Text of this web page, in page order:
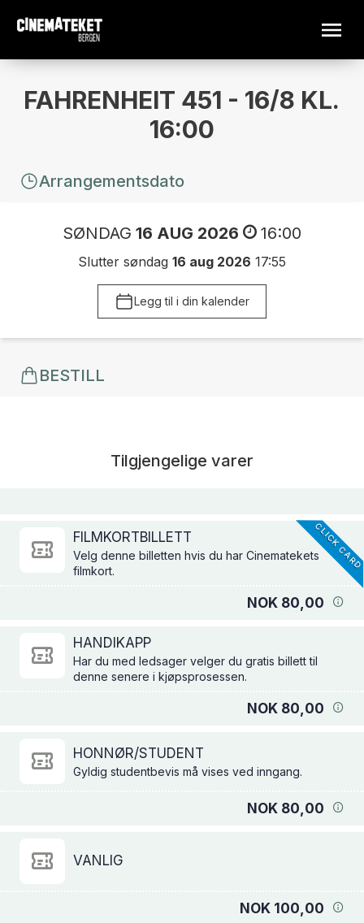
FAHRENHEIT 451 - 16/8 KL.
16:00
Arrangementsdato
SØNDAG 16 AUG 2026 16:00
Slutter søndag 16 aug 2026 17:55
Legg til i din kalender
BESTILL
Tilgjengelige varer
FILMKORTBILLETT
Velg denne billetten hvis du har Cinematekets
filmkort.
NOK 80,00
CLICK CARD
HANDIKAPP
Har du med ledsager velger du gratis billett til
denne senere i kjøpsprosessen.
NOK 80,00
HONNØR/STUDENT
Gyldig studentbevis må vises ved inngang.
NOK 80,00
VANLIG
NOK 100,00